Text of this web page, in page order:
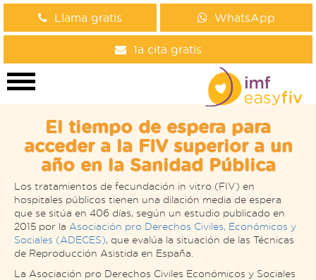
Llama gratis WhatsApp
1a cita gratis
El tiempo de espera para
acceder a la FIV superior a un
año en la Sanidad Pública
Los tratamientos de fecundación in vitro (FIV) en
hospitales públicos tienen una dilación media de espera
que se sitúa en 406 días, según un estudio publicado en
2015 por la Asociación pro Derechos Civiles, Económicos y
Sociales (ADECES), que evalúa la situación de las Técnicas
de Reproducción Asistida en España.
La Asociación pro Derechos Civiles Económicos y Sociales